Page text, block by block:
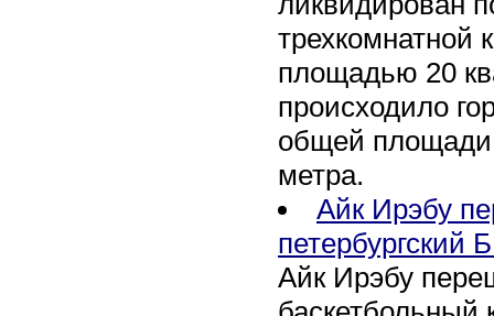
трехкомнатной
площадью 20
происходило
общей площади
метра.
Айк Ирэбу
петербургский
Айк Ирэбу